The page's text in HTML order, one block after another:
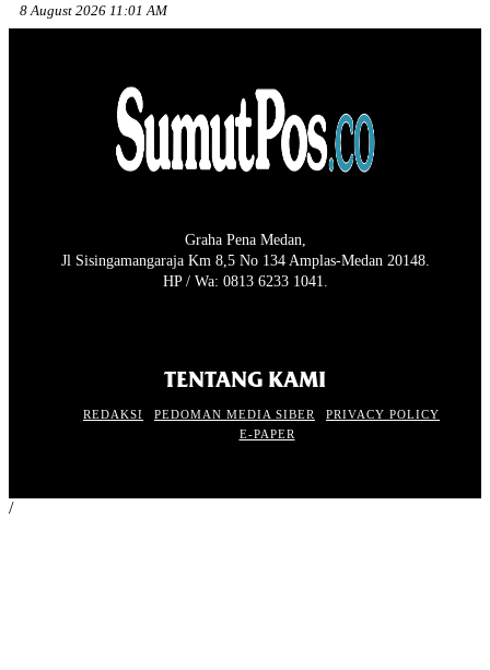
8 August 2026 11:01 AM
Graha Pena Medan,
Jl Sisingamangaraja Km 8,5 No 134 Amplas-Medan 20148.
HP / Wa: 0813 6233 1041.
TENTANG KAMI
REDAKSI PEDOMAN MEDIA SIBER
PRIVACY POLICY
E-PAPER
/